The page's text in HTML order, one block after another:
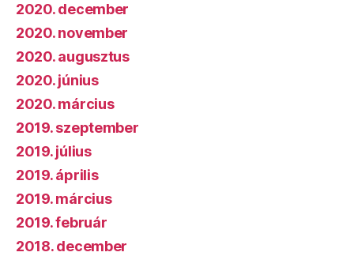
2020. december
2020. november
2020. augusztus
2020. június
2020. március
2019. szeptember
2019. július
2019. április
2019. március
2019. február
2018. december